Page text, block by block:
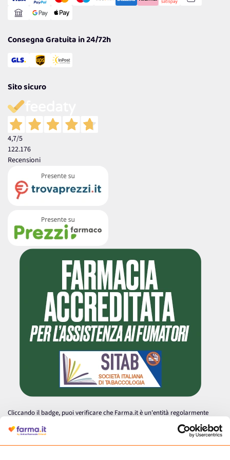
Reso Facile e Veloce
Consegna Gratuita in 24/72h
Sito sicuro
4,7/5
122.176
Recensioni
Cliccando il badge, puoi verificare che Farma.it è un'entità regolarmente
autorizzata dal Ministero della Salute a effettuare la vendita online di
medicinali.